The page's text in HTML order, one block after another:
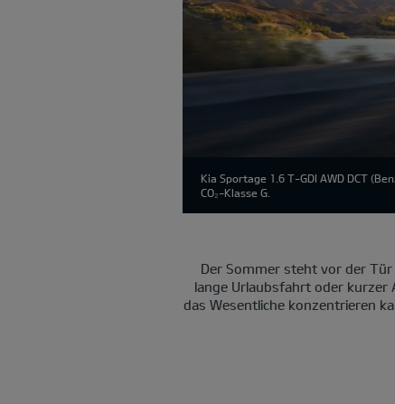
Kia Sportage 1.6 T-GDI AWD DCT
CO₂-Klasse G.
Der Sommer steht vor der
lange Urlaubsfahrt oder kurzer
das Wesentliche konzentrieren